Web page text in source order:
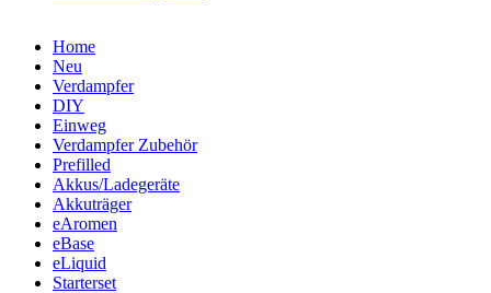
Home
Neu
Verdampfer
DIY
Einweg
Verdampfer Zubehör
Prefilled
Akkus/Ladegeräte
Akkuträger
eAromen
eBase
eLiquid
Starterset